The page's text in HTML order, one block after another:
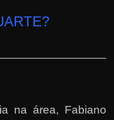
na área, Fabiano